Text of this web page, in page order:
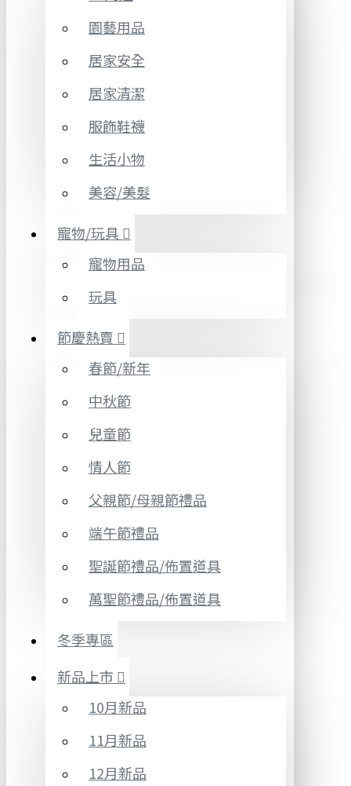
園藝用品
居家安全
居家清潔
服飾鞋襪
生活小物
美容/美髮
寵物/玩具
寵物用品
玩具
節慶熱賣
春節/新年
中秋節
兒童節
情人節
父親節/母親節禮品
端午節禮品
聖誕節禮品/佈置道具
萬聖節禮品/佈置道具
冬季專區
新品上市
10月新品
11月新品
12月新品